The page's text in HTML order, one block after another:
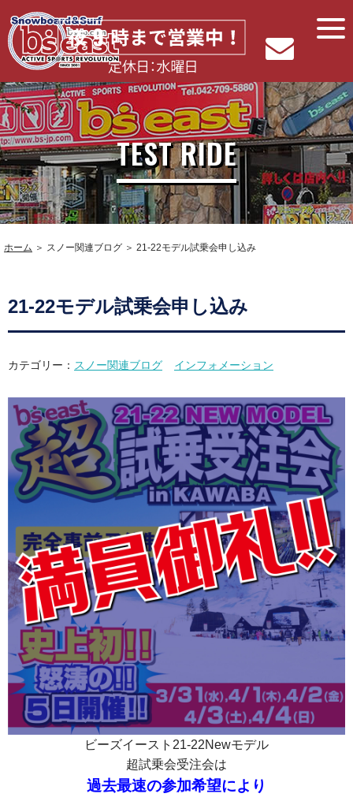
TEST RIDE
ホーム ＞ スノー関連ブログ ＞ 21-22モデル試乗会申し込み
21-22モデル試乗会申し込み
カテゴリー： スノー関連ブログ インフォメーション
ビーズイースト21-22Newモデル
超試乗会受注会は
過去最速の参加希望により